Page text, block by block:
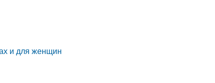
и для женщин